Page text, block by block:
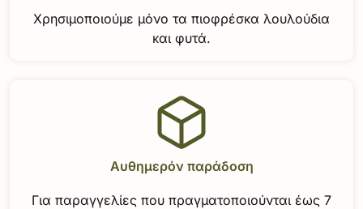
Χρησιμοποιούμε μόνο τα πιοφρέσκα λουλούδια
και φυτά.
Αυθημερόν παράδοση
Για παραγγελίες που πραγματοποιούνται έως 7